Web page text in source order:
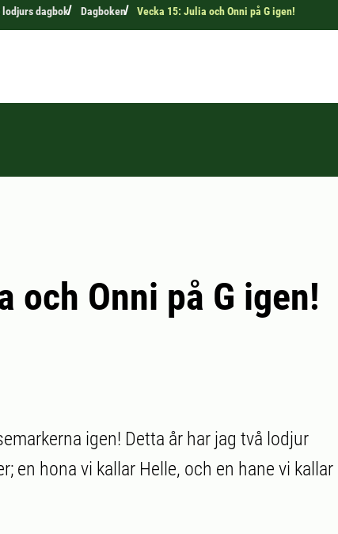
lodjurs dagbok Dagboken Vecka 15: Julia och Onni på G igen!
och Onni på G igen!
igen! Detta år har jag två lodjur
en hona vi kallar Helle, och en hane vi kallar